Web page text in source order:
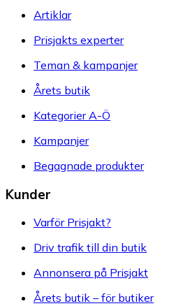
Artiklar
Prisjakts experter
Teman & kampanjer
Årets butik
Kategorier A-Ö
Kampanjer
Begagnade produkter
Kunder
Varför Prisjakt?
Driv trafik till din butik
Annonsera på Prisjakt
Årets butik – för butiker